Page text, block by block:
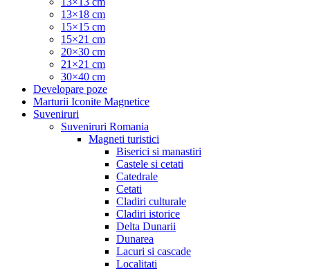
13×18 cm
15×15 cm
15×21 cm
20×30 cm
21×21 cm
30×40 cm
Developare poze
Marturii Iconite Magnetice
Suveniruri
Suveniruri Romania
Magneti turistici
Biserici si manastiri
Castele si cetati
Catedrale
Cetati
Cladiri culturale
Cladiri istorice
Delta Dunarii
Dunarea
Lacuri si cascade
Localitati